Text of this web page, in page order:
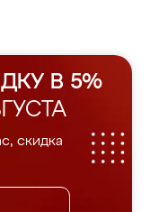
В 5%
скидка